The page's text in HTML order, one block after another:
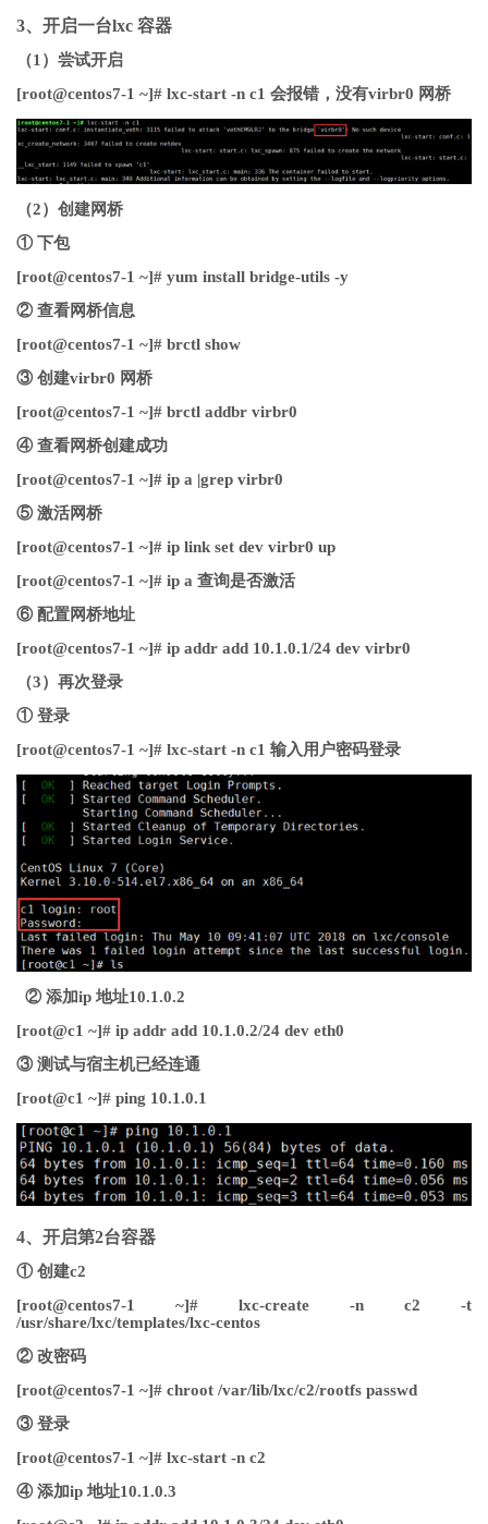
3、开启一台lxc 容器
（1）尝试开启
[root@centos7-1 ~]# lxc-start -n c1 会报错，没有virbr0 网桥
（2）创建网桥
① 下包
[root@centos7-1 ~]# yum install bridge-utils -y
② 查看网桥信息
[root@centos7-1 ~]# brctl show
③ 创建virbr0 网桥
[root@centos7-1 ~]# brctl addbr virbr0
④ 查看网桥创建成功
[root@centos7-1 ~]# ip a |grep virbr0
⑤ 激活网桥
[root@centos7-1 ~]# ip link set dev virbr0 up
[root@centos7-1 ~]# ip a 查询是否激活
⑥ 配置网桥地址
[root@centos7-1 ~]# ip addr add 10.1.0.1/24 dev virbr0
（3）再次登录
① 登录
[root@centos7-1 ~]# lxc-start -n c1 输入用户密码登录
② 添加ip 地址10.1.0.2
[root@c1 ~]# ip addr add 10.1.0.2/24 dev eth0
③ 测试与宿主机已经连通
[root@c1 ~]# ping 10.1.0.1
4、开启第2台容器
① 创建c2
[root@centos7-1 ~]# lxc-create -n c2 -t
/usr/share/lxc/templates/lxc-centos
② 改密码
[root@centos7-1 ~]# chroot /var/lib/lxc/c2/rootfs passwd
③ 登录
[root@centos7-1 ~]# lxc-start -n c2
④ 添加ip 地址10.1.0.3